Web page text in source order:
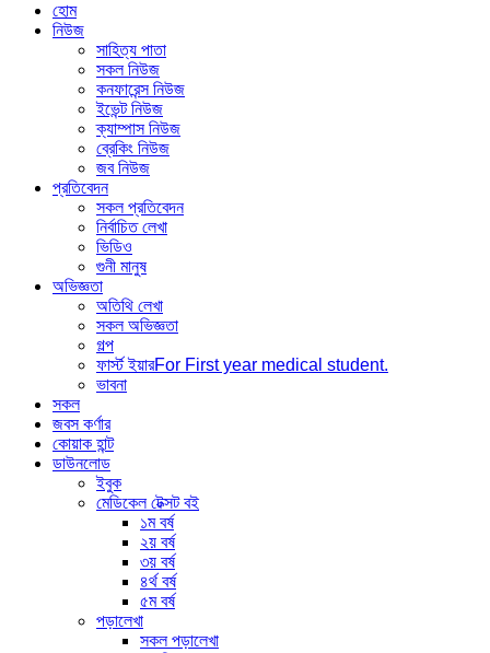
হোম
নিউজ
সাহিত্য পাতা
সকল নিউজ
কনফারেন্স নিউজ
ইভেন্ট নিউজ
ক্যাম্পাস নিউজ
ব্রেকিং নিউজ
জব নিউজ
প্রতিবেদন
সকল প্রতিবেদন
নির্বাচিত লেখা
ভিডিও
গুনী মানুষ
অভিজ্ঞতা
অতিথি লেখা
সকল অভিজ্ঞতা
গল্প
ফার্স্ট ইয়ারFor First year medical student.
ভাবনা
সকল
জবস কর্ণার
কোয়াক হান্ট
ডাউনলোড
ইবুক
মেডিকেল টেক্সট বই
১ম বর্ষ
২য় বর্ষ
৩য় বর্ষ
৪র্থ বর্ষ
৫ম বর্ষ
পড়ালেখা
সকল পড়ালেখা